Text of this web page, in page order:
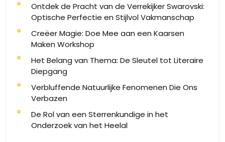
Ontdek de Pracht van de Verrekijker Swarovski:
Optische Perfectie en Stijlvol Vakmanschap
Creëer Magie: Doe Mee aan een Kaarsen
Maken Workshop
Het Belang van Thema: De Sleutel tot Literaire
Diepgang
Verbluffende Natuurlijke Fenomenen Die Ons
Verbazen
De Rol van een Sterrenkundige in het
Onderzoek van het Heelal